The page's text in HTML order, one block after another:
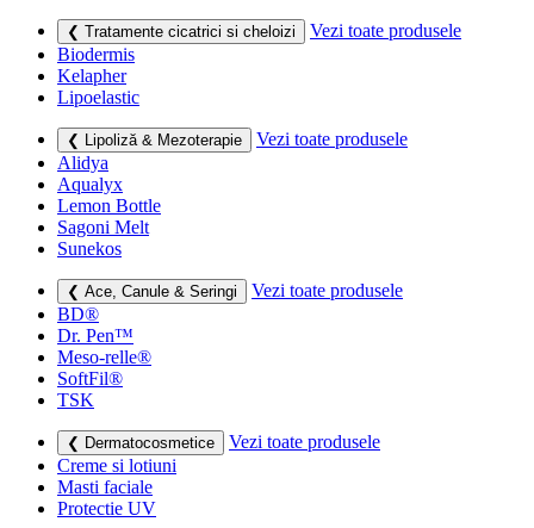
❮ Tratamente cicatrici si cheloizi
Vezi toate produsele
Biodermis
Kelapher
Lipoelastic
❮ Lipoliză & Mezoterapie
Vezi toate produsele
Alidya
Aqualyx
Lemon Bottle
Sagoni Melt
Sunekos
❮ Ace, Canule & Seringi
Vezi toate produsele
BD®
Dr. Pen™
Meso-relle®
SoftFil®
TSK
❮ Dermatocosmetice
Vezi toate produsele
Creme si lotiuni
Masti faciale
Protectie UV